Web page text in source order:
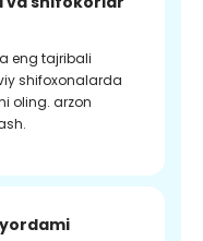
eng tajribali
shifoxonalarda
oling. arzon